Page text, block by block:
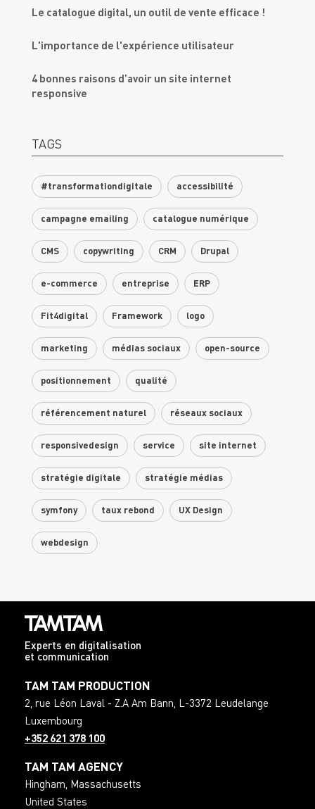
Le catalogue digital, un outil de vente efficace !
L'importance de l'expérience utilisateur
4 bonnes raisons d’avoir un site internet
responsive
TAGS
#transformationdigitale accessibilité
campagne emailing catalogue numérique
CMS copywriting CRM Drupal
e-commerce entreprise ERP
Fit4digital Framework logo
marketing médias sociaux open-source
positionnement qualité
référencement naturel réseaux sociaux
responsivedesign service site internet
stratégie digitale stratégie médias
symfony taux rebond UX Design
webdesign
Experts en digitalisation
et communication
TAM TAM PRODUCTION
2, rue Léon Laval - Z.A Am Bann, L-3372 Leudelange
Luxembourg
+352 621 378 100
TAM TAM AGENCY
Hingham, Massachusetts
United States